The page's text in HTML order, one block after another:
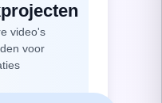
video's
voor